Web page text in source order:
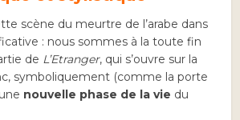
scène du meurtre de l’arabe dans
: nous sommes à la toute fin
de L’Etranger, qui s’ouvre sur la
symboliquement (comme la porte
nouvelle phase de la vie du